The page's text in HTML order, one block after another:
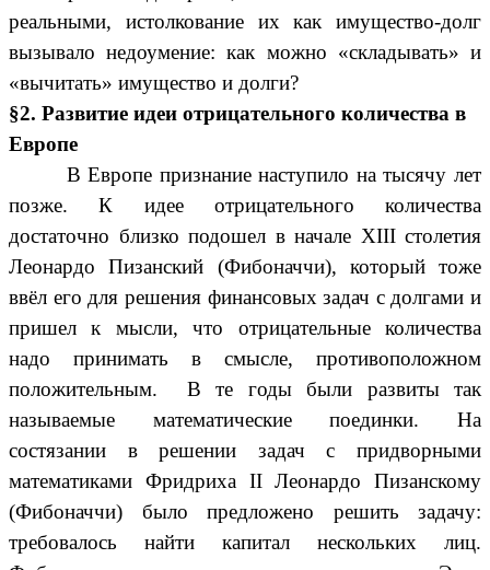
реальными, истолкование их как имущество-долг
вызывало недоумение: как можно «складывать» и
«вычитать» имущество и долги?
§2. Развитие идеи отрицательного количества в
Европе
В Европе признание наступило на тысячу лет
позже. К идее отрицательного количества
достаточно близко подошел в начале XIII столетия
Леонардо Пизанский (Фибоначчи), который тоже
ввёл его для решения финансовых задач с долгами и
пришел к мысли, что отрицательные количества
надо принимать в смысле, противоположном
положительным. В те годы были развиты так
называемые математические поединки. На
состязании в решении задач с придворными
математиками Фридриха II Леонардо Пизанскому
(Фибоначчи) было предложено решить задачу:
требовалось найти капитал нескольких лиц.